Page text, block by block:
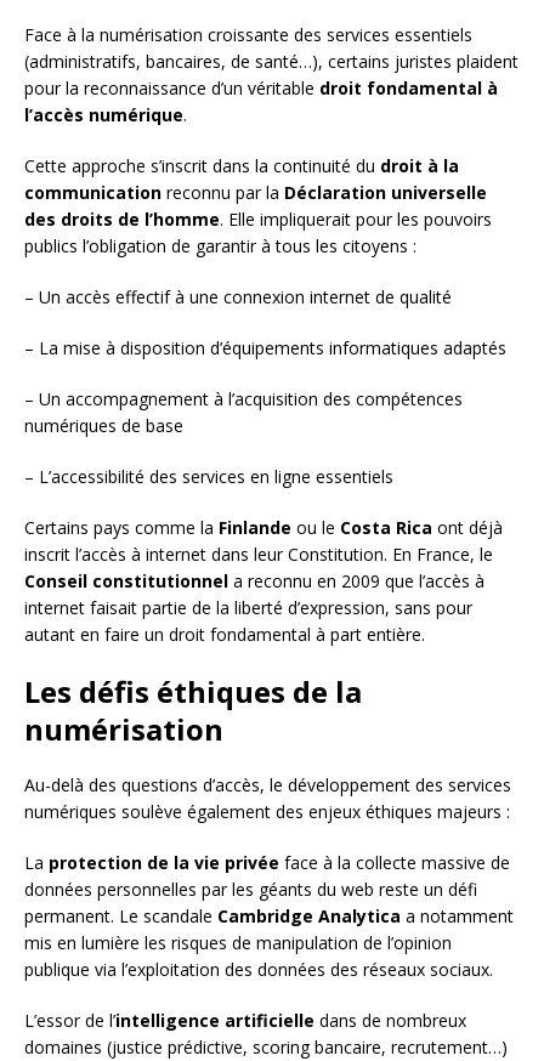
Face à la numérisation croissante des services essentiels
(administratifs, bancaires, de santé…), certains juristes plaident
pour la reconnaissance d’un véritable droit fondamental à
l’accès numérique.
Cette approche s’inscrit dans la continuité du droit à la
communication reconnu par la Déclaration universelle
des droits de l’homme. Elle impliquerait pour les pouvoirs
publics l’obligation de garantir à tous les citoyens :
– Un accès effectif à une connexion internet de qualité
– La mise à disposition d’équipements informatiques adaptés
– Un accompagnement à l’acquisition des compétences
numériques de base
– L’accessibilité des services en ligne essentiels
Certains pays comme la Finlande ou le Costa Rica ont déjà
inscrit l’accès à internet dans leur Constitution. En France, le
Conseil constitutionnel a reconnu en 2009 que l’accès à
internet faisait partie de la liberté d’expression, sans pour
autant en faire un droit fondamental à part entière.
Les défis éthiques de la
numérisation
Au-delà des questions d’accès, le développement des services
numériques soulève également des enjeux éthiques majeurs :
La protection de la vie privée face à la collecte massive de
données personnelles par les géants du web reste un défi
permanent. Le scandale Cambridge Analytica a notamment
mis en lumière les risques de manipulation de l’opinion
publique via l’exploitation des données des réseaux sociaux.
L’essor de l’intelligence artificielle dans de nombreux
domaines (justice prédictive, scoring bancaire, recrutement…)